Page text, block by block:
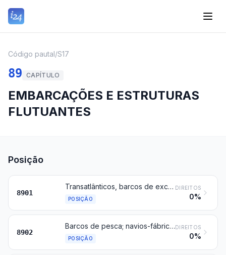
Código pautal/S17
89 CAPÍTULO
EMBARCAÇÕES E ESTRUTURAS
FLUTUANTES
Posição
8901
Transatlânticos, barcos de excursão, ferryboats cargueiros, chatas e embarcações semelhantes, para o transporte de pessoas ou de mercadorias
POSIÇÃO
DIREITOS
0%
8902
Barcos de pesca; navios-fábricas e outras embarcações para o tratamento ou conservação de produtos da pesca
POSIÇÃO
DIREITOS
0%